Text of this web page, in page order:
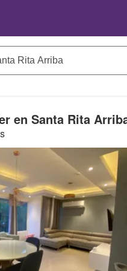
en Santa Rita